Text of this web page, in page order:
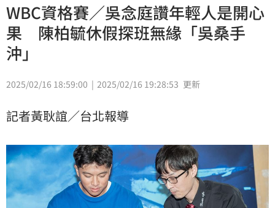
WBC資格賽／吳念庭讚年輕人是開心
果 陳柏毓休假探班無緣「吳桑手
沖」
2025/02/16 18:59:00 2025/02/16 19:28:53 更新
記者黃耿誼／台北報導